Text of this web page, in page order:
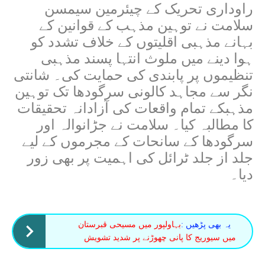
راوداری تحریک کے چیئرمین سیمسن
سلامت نے توہین مذہب کے قوانین کے
بہانے مذہبی اقلیتوں کے خلاف تشدد کو
ہوا دینے میں ملوث انتہا پسند مذہبی
تنظیموں پر پابندی کی حمایت کی۔ شانتی
نگر سے مجاہد کالونی سرگودھا تک توہین
مذہبکے تمام واقعات کی آزادانہ تحقیقات
کا مطالبہ کیا۔ سلامت نے جڑانوالہ اور
سرگودھا کے سانحات کے مجرموں کے لیے
جلد از جلد ٹرائل کی اہمیت پر بھی زور
دیا۔
یہ بھی پڑھیں :بہاولپور میں مسیحی قبرستان
میں سیوریج کا پانی چھوڑنے پر شدید تشویش